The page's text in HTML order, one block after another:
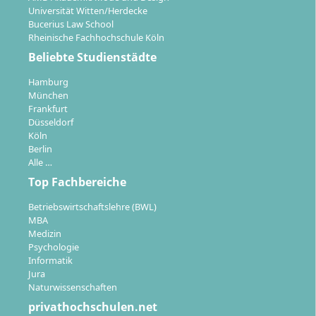
Die Studieninhalte sind eng mit den Praxisphasen
verzahnt und werden kontinuierlich reflektiert. So
entsteht eine enge Verbindung zwischen
wissenschaftlicher Qualifikation und beruflicher
Handlungskompetenz.
Welche Zukunftsperspektiven und
Studium?
Mit dem Bachelorabschluss und der staatlichen
Anerkennung hast du Zugang zu vielfältigen
Arbeitsfeldern im Bereich der frühen Bildung,
Universität Witten/Herdecke
Bucerius Law School
Rheinische Fachhochschule Köln
Beliebte Studienstädte
Hamburg
München
Frankfurt
Düsseldorf
Köln
Berlin
Alle …
Top Fachbereiche
Betriebswirtschaftslehre (BWL)
MBA
Medizin
Psychologie
Informatik
Jura
Naturwissenschaften
privathochschulen.net